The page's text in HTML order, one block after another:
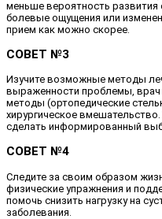
меньше вероятность
болевые ощущения или
прием как можно скорее.
СОВЕТ №3
Изучите возможные методы
выраженности проблемы,
методы (ортопедические
хирургическое
сделать информированный
СОВЕТ №4
Следите за своим образом
физические упражнения и
помочь снизить нагрузку на
заболевания.